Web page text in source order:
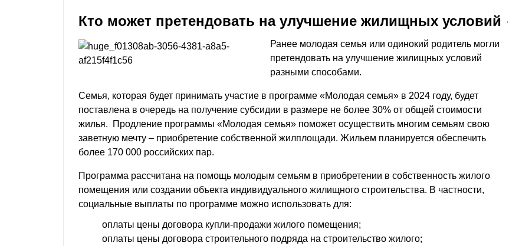
Кто может претендовать на улучшение жилищных условий
Ранее молодая семья или одинокий родитель могли
претендовать на улучшение жилищных условий
разными способами.
Семья, которая будет принимать участие в программе «Молодая семья» в 2024 году, будет
поставлена в очередь на получение субсидии в размере не более 30% от общей стоимости
жилья. Продление программы «Молодая семья» поможет осуществить многим семьям свою
заветную мечту – приобретение собственной жилплощади. Жильем планируется обеспечить
более 170 000 российских пар.
Программа рассчитана на помощь молодым семьям в приобретении в собственность жилого
помещения или создании объекта индивидуального жилищного строительства. В частности,
социальные выплаты по программе можно использовать для:
оплаты цены договора купли-продажи жилого помещения;
оплаты цены договора строительного подряда на строительство жилого;